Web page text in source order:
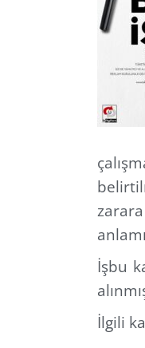
İşbu
İlgili